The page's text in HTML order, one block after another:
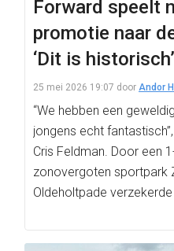
Forward speelt
promotie naar
‘Dit is historisch’
25 mei 2026 19:07 door Andor
“We hebben een
jongens echt
Cris Feldman. Door een
zonovergoten sportpark
Oldeholtpade